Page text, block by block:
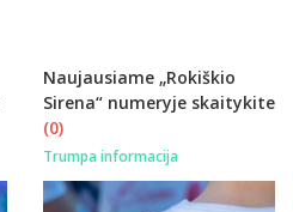
Naujausiame „Rokiškio
Sirena“ numeryje skaitykite
(0)
Trumpa informacija